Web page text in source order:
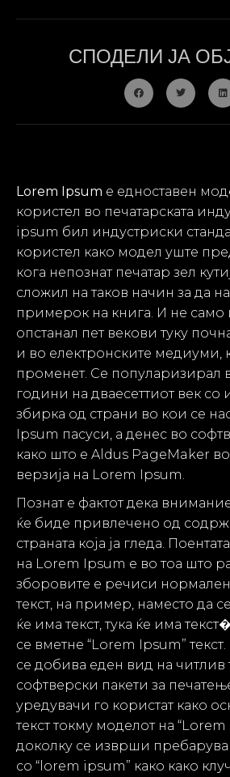
СПОДЕЛИ ЈА
Lorem Ipsum е едноставен
користел во печатарската
ipsum бил индустриски
користел како модел уште
кога непознат печатар зел
сложил на таков начин за да
примерок на книга. И не само
опстанал пет векови туку
и во електронските медиуми,
променет. Се популаризирал
години на дваесеттиот век со
збирка од страни во кои се
Ipsum пасуси, а денес во
како што е Aldus PageMaker во
верзија на Lorem Ipsum.
Познат е фактот дека
ќе биде привлечено од
страната која ја гледа.
на Lorem Ipsum е во тоа што
зборовите е речиси
текст, на пример, наместо да
ќе има текст, тука ќе има
се вметне “Lorem Ipsum”
се добива еден вид на читлив
софтверски пакети за
уредувачи го користат како
текст токму моделот на
доколку се изврши
со “lorem ipsum” како како